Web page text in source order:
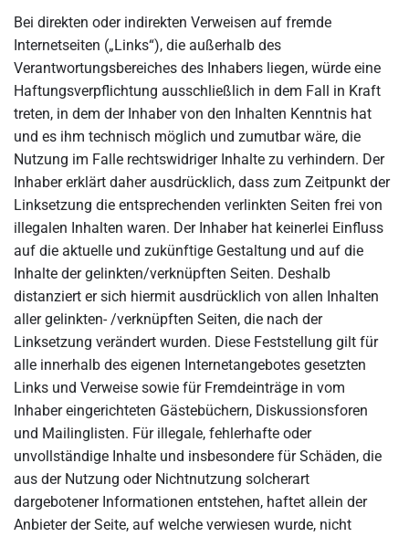
Bei direkten oder indirekten Verweisen auf fremde
Internetseiten („Links“), die außerhalb des
Verantwortungsbereiches des Inhabers liegen, würde eine
Haftungsverpflichtung ausschließlich in dem Fall in Kraft
treten, in dem der Inhaber von den Inhalten Kenntnis hat
und es ihm technisch möglich und zumutbar wäre, die
Nutzung im Falle rechtswidriger Inhalte zu verhindern. Der
Inhaber erklärt daher ausdrücklich, dass zum Zeitpunkt der
Linksetzung die entsprechenden verlinkten Seiten frei von
illegalen Inhalten waren. Der Inhaber hat keinerlei Einfluss
auf die aktuelle und zukünftige Gestaltung und auf die
Inhalte der gelinkten/verknüpften Seiten. Deshalb
distanziert er sich hiermit ausdrücklich von allen Inhalten
aller gelinkten- /verknüpften Seiten, die nach der
Linksetzung verändert wurden. Diese Feststellung gilt für
alle innerhalb des eigenen Internetangebotes gesetzten
Links und Verweise sowie für Fremdeinträge in vom
Inhaber eingerichteten Gästebüchern, Diskussionsforen
und Mailinglisten. Für illegale, fehlerhafte oder
unvollständige Inhalte und insbesondere für Schäden, die
aus der Nutzung oder Nichtnutzung solcherart
dargebotener Informationen entstehen, haftet allein der
Anbieter der Seite, auf welche verwiesen wurde, nicht